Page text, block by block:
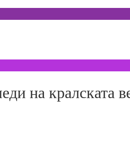
на кралската